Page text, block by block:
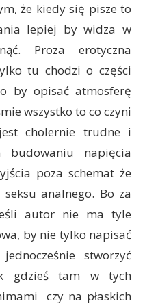
że kiedy się pisze to
lepiej by widza w
Proza erotyczna
tu chodzi o części
by opisać atmosferę
wszystko to co czyni
cholernie trudne i
napięcia
poza schemat że
analnego. Bo za
autor nie ma tyle
by nie tylko napisać
stworzyć
gdzieś tam w tych
czy na płaskich